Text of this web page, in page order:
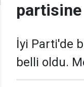
partisine
İyi Parti'de
belli oldu.